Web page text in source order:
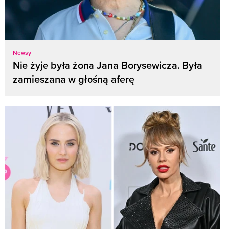
Newsy
Nie żyje była żona Jana Borysewicza. Była
zamieszana w głośną aferę